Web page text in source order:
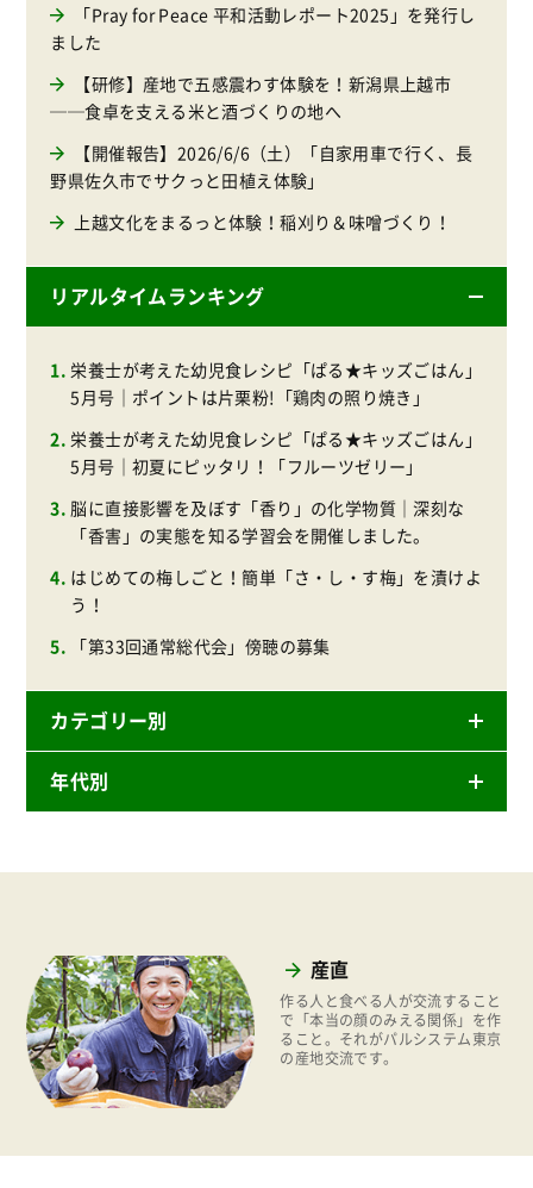
「Pray for Peace 平和活動レポート2025」を発行し
ました
【研修】産地で五感震わす体験を！新潟県上越市
──食卓を支える米と酒づくりの地へ
【開催報告】2026/6/6（土）「自家用車で行く、長
野県佐久市でサクっと田植え体験」
上越文化をまるっと体験！稲刈り＆味噌づくり！
リアルタイムランキング
栄養士が考えた幼児食レシピ「ぱる★キッズごはん」
5月号｜ポイントは片栗粉!「鶏肉の照り焼き」
栄養士が考えた幼児食レシピ「ぱる★キッズごはん」
5月号｜初夏にピッタリ！「フルーツゼリー」
脳に直接影響を及ぼす「香り」の化学物質｜深刻な
「香害」の実態を知る学習会を開催しました。
はじめての梅しごと！簡単「さ・し・す梅」を漬けよ
う！
「第33回通常総代会」傍聴の募集
カテゴリー別
ニュースリリース
商品
環境
地域コミュニティ
組合員活動
平和と国際連帯
年代別
2023年
2022年
2021年
2020年
産直
作る人と食べる人が交流すること
で「本当の顔のみえる関係」を作
ること。それがパルシステム東京
の産地交流です。